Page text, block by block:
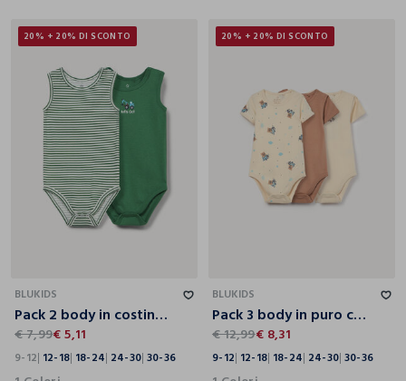
20% + 20% DI SCONTO
BLUKIDS
Pack 2 body in costina di puro cotone
€ 7,99€ 5,11
9-12 12-18 18-24 24-30 30-36
20% + 20% DI SCONTO
BLUKIDS
Pack 3 body in puro cotone
€ 12,99€ 8,31
9-12 12-18 18-24 24-30 30-36